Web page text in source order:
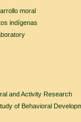
moral
indígenas
and Activity Research
of Behavioral